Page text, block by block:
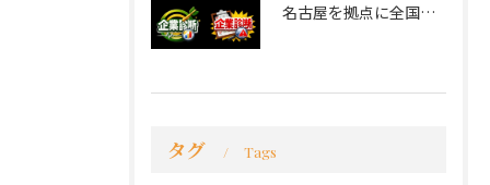
名古屋を拠点に全国で活動する 経営コンサルタントの 毛利京申...
タグ Tags